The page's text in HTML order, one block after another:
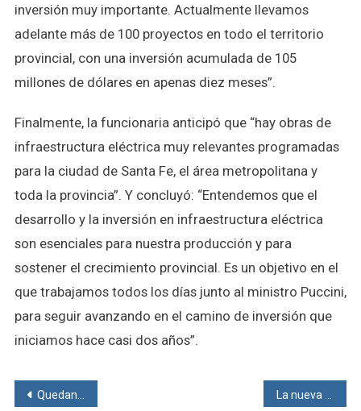
inversión muy importante. Actualmente llevamos
adelante más de 100 proyectos en todo el territorio
provincial, con una inversión acumulada de 105
millones de dólares en apenas diez meses”.
Finalmente, la funcionaria anticipó que “hay obras de
infraestructura eléctrica muy relevantes programadas
para la ciudad de Santa Fe, el área metropolitana y
toda la provincia”. Y concluyó: “Entendemos que el
desarrollo y la inversión en infraestructura eléctrica
son esenciales para nuestra producción y para
sostener el crecimiento provincial. Es un objetivo en el
que trabajamos todos los días junto al ministro Puccini,
para seguir avanzando en el camino de inversión que
iniciamos hace casi dos años”.
Navegación
Quedan 13 días para conocer el rumbo de Argentina